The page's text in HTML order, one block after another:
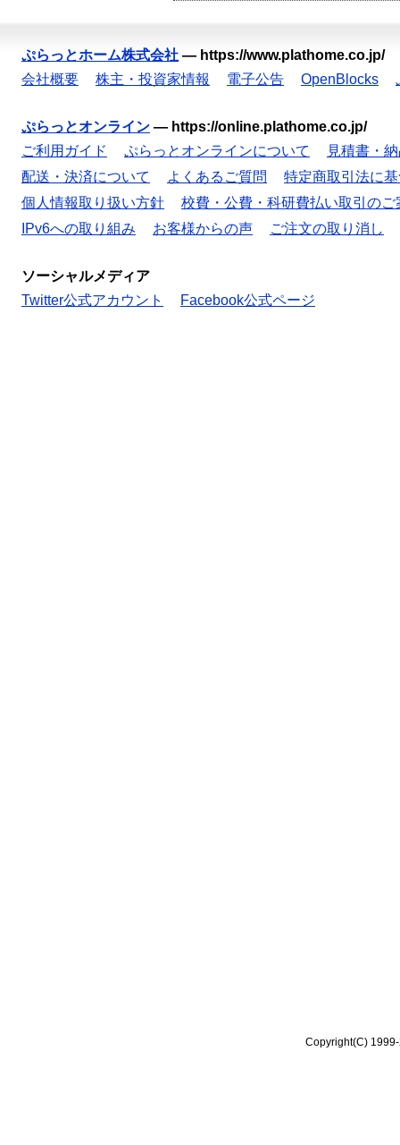
ぷらっとホーム株式会社 — https://www.plathome.co.jp/
会社概要
株主・投資家情報 電子公告 OpenBlocks
ぷらっとオンライン — https://online.plathome.co.jp/
ご利用ガイド
ぷらっとオンラインについて
見積書・
配送・決済について
よくあるご質問
特定商取引法に
個人情報取り扱い方針
校費・公費・科研費払い取引のご
IPv6への取り組み
お客様からの声 ご注文の取り消し
ソーシャルメディア
Twitter公式アカウント
Facebook公式ページ
Copyright(C)